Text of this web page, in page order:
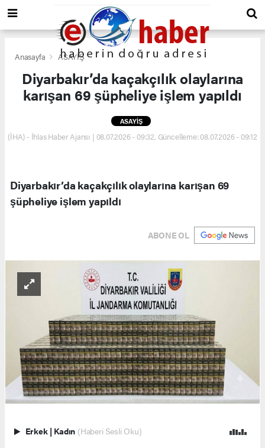
Anasayfa ASAYİŞ
Diyarbakır’da kaçakçılık olaylarına
karışan 69 şüpheliye işlem yapıldı
ASAYİŞ
(İHA) - İhlas Haber Ajansı | 08.07.2026 - 09:32, Güncelleme: 08.07.2026 - 09:12
Diyarbakır’da kaçakçılık olaylarına karışan 69
şüpheliye işlem yapıldı
ABONE OL
Erkek | Kadın (Haberi Sesli Oku)